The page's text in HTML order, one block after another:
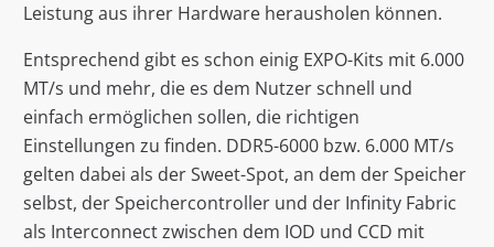
Leistung aus ihrer Hardware herausholen können.
Entsprechend gibt es schon einig EXPO-Kits mit 6.000
MT/s und mehr, die es dem Nutzer schnell und
einfach ermöglichen sollen, die richtigen
Einstellungen zu finden. DDR5-6000 bzw. 6.000 MT/s
gelten dabei als der Sweet-Spot, an dem der Speicher
selbst, der Speichercontroller und der Infinity Fabric
als Interconnect zwischen dem IOD und CCD mit